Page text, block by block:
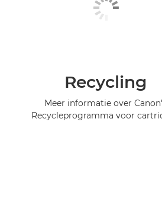
Recycling
Meer informatie over
Recycleprogramma voor